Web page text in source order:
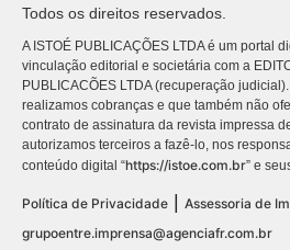
Todos os direitos reservados.
A ISTOÉ PUBLICAÇÕES LTDA é um portal
vinculação editorial e societária com a
PUBLICACÕES LTDA (recuperação
realizamos cobranças e que também não
contrato de assinatura da revista impressa
autorizamos terceiros a fazê-lo, nos
conteúdo digital “https://istoe.com.br” e
Política de Privacidade
Assessoria de
grupoentre.imprensa@agenciafr.com.br